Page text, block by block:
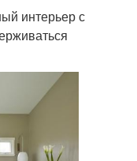
интерьер с